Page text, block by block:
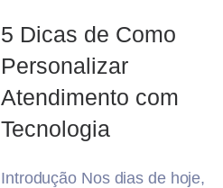
5 Dicas de Como
Personalizar
Atendimento com
Tecnologia
Introdução Nos dias de hoje,